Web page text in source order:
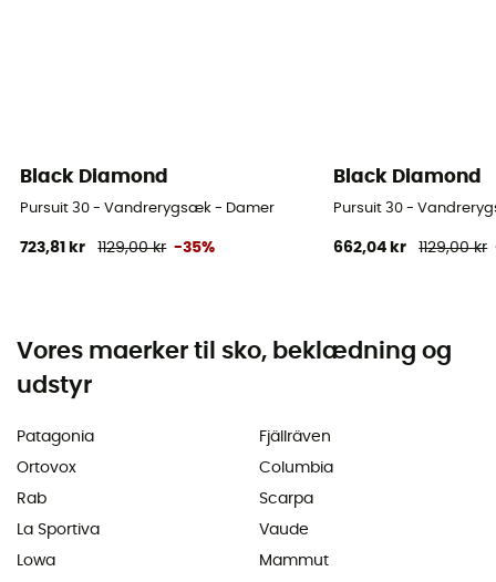
Black Diamond
Pursuit 30 - Vandrerygsæk - Damer
723,81 kr 1129,00 kr -35%
Black Diamond
Pursuit 30 -
662,04 kr 1129,00 kr
Vores maerker til sko, beklædning og
udstyr
Patagonia
Ortovox
Rab
La Sportiva
Lowa
Fjällräven
Columbia
Scarpa
Vaude
Mammut